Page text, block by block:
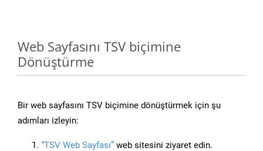
Web Sayfasını TSV biçimine
Dönüştürme
Bir web sayfasını TSV biçimine dönüştürmek için şu
adımları izleyin:
“TSV Web Sayfası” web sitesini ziyaret edin.